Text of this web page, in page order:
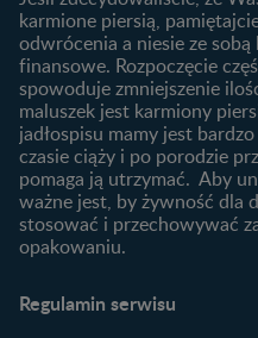
Przydatne materiały dla
rodziców
Poradniki dla rodziców
Karty do zdjęć dla
Maluszka
Materiały do pobrania
Narzędzia dla rodziców
praktyczne wskazówki
karmione piersią,
odwrócenia a niesie ze
finansowe. Rozpoczęcie
spowoduje zmniejszenie
maluszek jest karmiony
jadłospisu mamy jest
czasie ciąży i po porodzie
pomaga ją utrzymać. Aby
ważne jest, by żywność dla
stosować i przechowywać
opakowaniu.
Regulamin serwisu